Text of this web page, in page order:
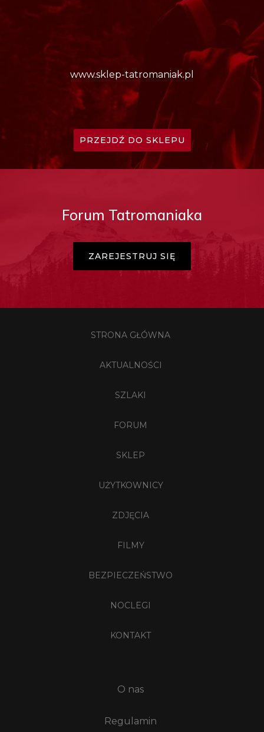
www.sklep-tatromaniak.pl
PRZEJDŹ DO SKLEPU
Forum Tatromaniaka
ZAREJESTRUJ SIĘ
STRONA GŁÓWNA
AKTUALNOŚCI
SZLAKI
FORUM
SKLEP
UŻYTKOWNICY
ZDJĘCIA
FILMY
BEZPIECZEŃSTWO
NOCLEGI
KONTAKT
O nas
Regulamin